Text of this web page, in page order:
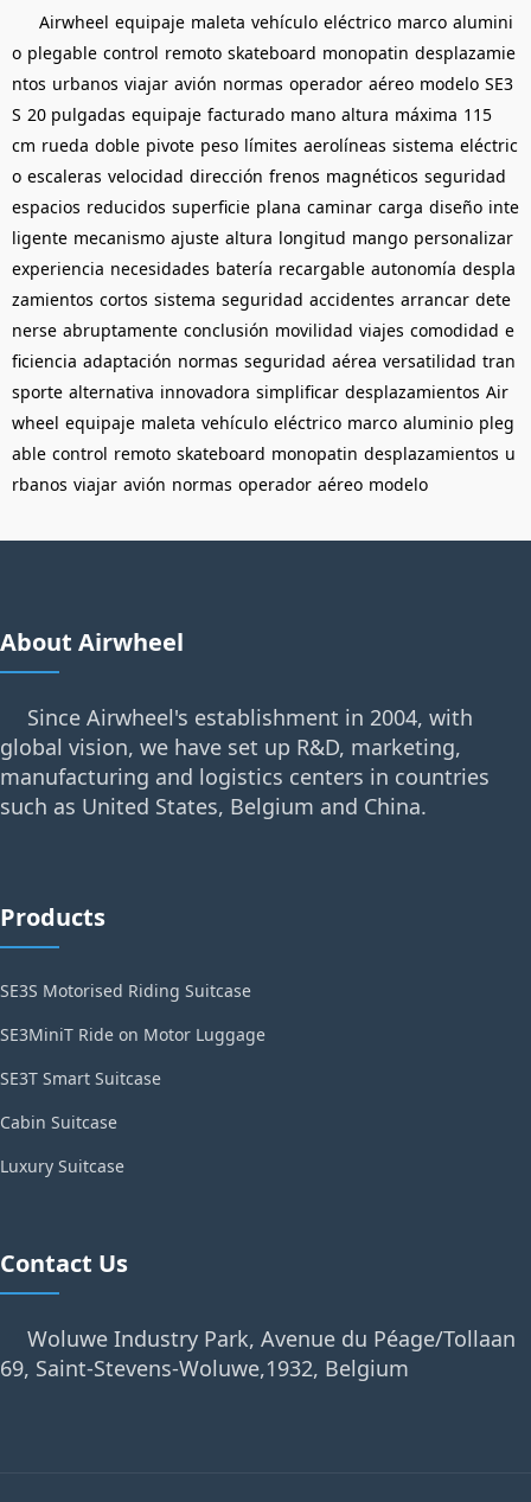
Airwheel equipaje maleta vehículo eléctrico marco alumini
o plegable control remoto skateboard monopatin desplazamie
ntos urbanos viajar avión normas operador aéreo modelo SE3
S 20 pulgadas equipaje facturado mano altura máxima 115
cm rueda doble pivote peso límites aerolíneas sistema eléctric
o escaleras velocidad dirección frenos magnéticos seguridad
espacios reducidos superficie plana caminar carga diseño inte
ligente mecanismo ajuste altura longitud mango personalizar
experiencia necesidades batería recargable autonomía despla
zamientos cortos sistema seguridad accidentes arrancar dete
nerse abruptamente conclusión movilidad viajes comodidad e
ficiencia adaptación normas seguridad aérea versatilidad tran
sporte alternativa innovadora simplificar desplazamientos Air
wheel equipaje maleta vehículo eléctrico marco aluminio pleg
able control remoto skateboard monopatin desplazamientos u
rbanos viajar avión normas operador aéreo modelo
About Airwheel
Since Airwheel's establishment in 2004, with
global vision, we have set up R&D, marketing,
manufacturing and logistics centers in countries
such as United States, Belgium and China.
Products
SE3S Motorised Riding Suitcase
SE3MiniT Ride on Motor Luggage
SE3T Smart Suitcase
Cabin Suitcase
Luxury Suitcase
Contact Us
Woluwe Industry Park, Avenue du Péage/Tollaan
69, Saint-Stevens-Woluwe,1932, Belgium